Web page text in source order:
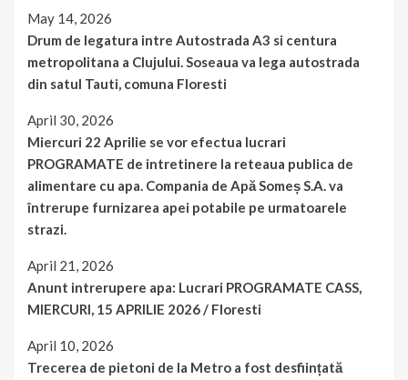
May 14, 2026
Drum de legatura intre Autostrada A3 si centura
metropolitana a Clujului. Soseaua va lega autostrada
din satul Tauti, comuna Floresti
April 30, 2026
Miercuri 22 Aprilie se vor efectua lucrari
PROGRAMATE de intretinere la reteaua publica de
alimentare cu apa. Compania de Apă Someș S.A. va
întrerupe furnizarea apei potabile pe urmatoarele
strazi.
April 21, 2026
Anunt intrerupere apa: Lucrari PROGRAMATE CASS,
MIERCURI, 15 APRILIE 2026 / Floresti
April 10, 2026
Trecerea de pietoni de la Metro a fost desființată